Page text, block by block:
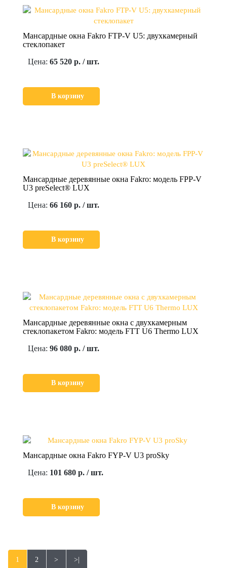
Мансардные окна Fakro FTP-V U5: двухкамерный
стеклопакет
Цена: 65 520 р. / шт.
В корзину
Мансардные деревянные окна Fakro: модель FPP-V
U3 preSelect® LUX
Цена: 66 160 р. / шт.
В корзину
Мансардные деревянные окна с двухкамерным
стеклопакетом Fakro: модель FTT U6 Thermo LUX
Цена: 96 080 р. / шт.
В корзину
Мансардные окна Fakro FYP-V U3 proSky
Цена: 101 680 р. / шт.
В корзину
1 2 > >|